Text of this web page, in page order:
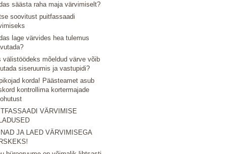
säästa raha maja värvimiselt?
soovitust puitfassaadi
lage värvides hea tulemus
välistöödeks mõeldud värve võib
siseruumis ja vastupidi?
korda! Päästeamet asub
kontrollima kortermajade
VÄRVIMISE
JA LAED VÄRVIMISEGA